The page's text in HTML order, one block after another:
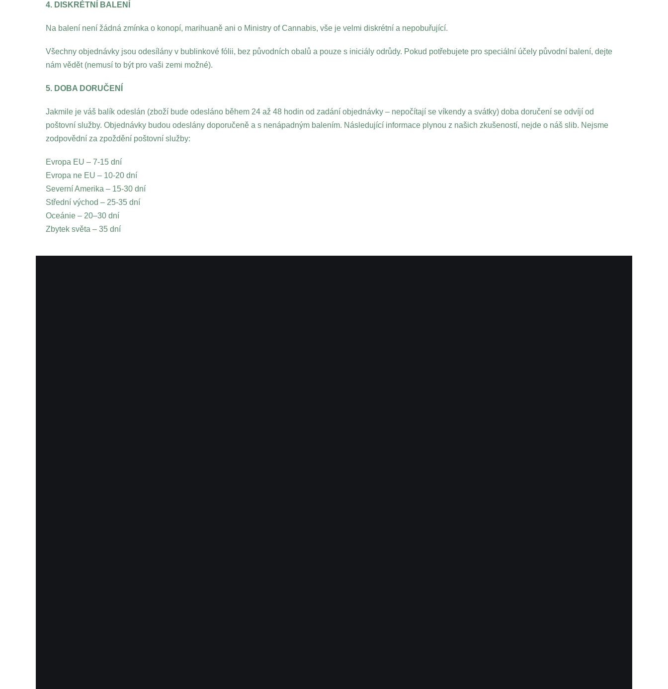
4. DISKRÉTNÍ BALENÍ
Na balení není žádná zmínka o konopí, marihuaně ani o Ministry of Cannabis, vše je velmi diskrétní a nepobuřující.
Všechny objednávky jsou odesílány v bublinkové fólii, bez původních obalů a pouze s iniciály odrůdy. Pokud potřebujete pro speciální účely původní balení, dejte
nám vědět (nemusí to být pro vaši zemi možné).
5. DOBA DORUČENÍ
Jakmile je váš balík odeslán (zboží bude odesláno během 24 až 48 hodin od zadání objednávky – nepočítají se víkendy a svátky) doba doručení se odvíjí od
poštovní služby. Objednávky budou odeslány doporučeně a s nenápadným balením. Následující informace plynou z našich zkušeností, nejde o náš slib. Nejsme
zodpovědní za zpoždění poštovní služby:
Evropa EU – 7-15 dní
Evropa ne EU – 10-20 dní
Severní Amerika – 15-30 dní
Střední východ – 25-35 dní
Oceánie – 20–30 dní
Zbytek světa – 35 dní